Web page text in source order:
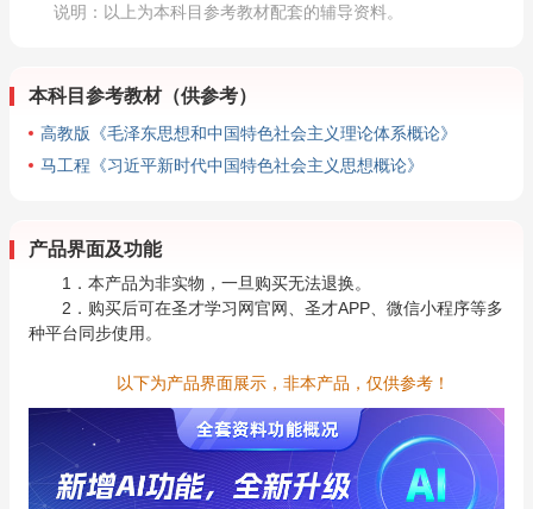
说明：以上为本科目参考教材配套的辅导资料。
本科目参考教材（供参考）
高教版《毛泽东思想和中国特色社会主义理论体系概论》
马工程《习近平新时代中国特色社会主义思想概论》
产品界面及功能
1．本产品为非实物，一旦购买无法退换。
2．购买后可在圣才学习网官网、圣才APP、微信小程序等多
种平台同步使用。
以下为产品界面展示，非本产品，仅供参考！